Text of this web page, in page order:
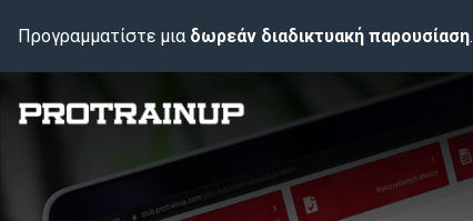
Προγραμματίστε μια δωρεάν διαδικτυακή παρουσίαση.